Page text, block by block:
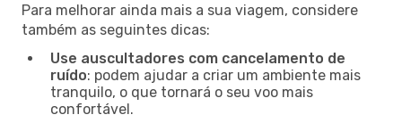
Para melhorar ainda mais a sua viagem, considere
também as seguintes dicas:
Use auscultadores com cancelamento de
ruído: podem ajudar a criar um ambiente mais
tranquilo, o que tornará o seu voo mais
confortável.